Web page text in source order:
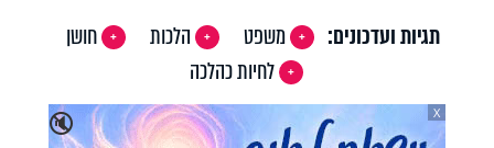
תגיות ועדכונים: משפט הלכות
חושן
לחיות כהלכה
🔇
X